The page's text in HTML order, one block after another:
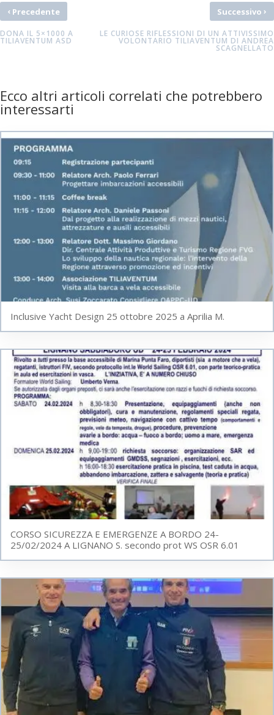
‹ Precedente
DONA IL 5×1000 A
TILIAVENTUM ASD
Successivo ›
LE CURIOSE RIFLESSIONI DI UN ATTIVISSIMO
VOLONTARIO TILIAVENTUM DI ANDREA
SCAGNELLATO
Ecco altri articoli correlati che potrebbero
interessarti
Inclusive Yacht Design 25 ottobre 2025 a Aprilia M.
CORSO SICUREZZA E EMERGENZE A BORDO 24-
25/02/2024 A LIGNANO S. secondo prot WS OSR 6.01